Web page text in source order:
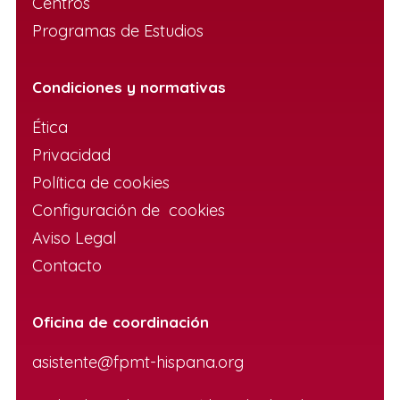
Programas de Estudios
Condiciones y normativas
Ética
Privacidad
Política de cookies
Configuración de cookies
Aviso Legal
Contacto
Oficina de coordinación
asistente@fpmt-hispana.org